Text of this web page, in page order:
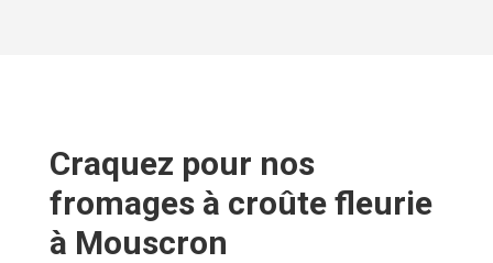
Craquez pour nos
fromages à croûte fleurie
à Mouscron